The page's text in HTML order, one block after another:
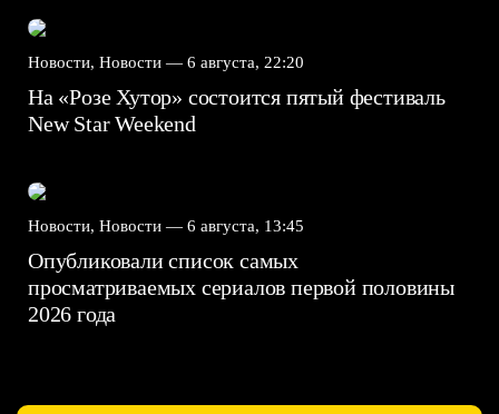
Новости, Новости — 6 августа, 22:20
На «Розе Хутор» состоится пятый фестиваль
New Star Weekend
Новости, Новости — 6 августа, 13:45
Опубликовали список самых
просматриваемых сериалов первой половины
2026 года